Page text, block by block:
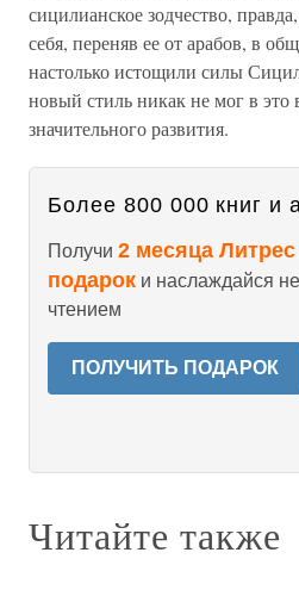
сицилианское зодчество,
себя, переняв ее от арабов, в
настолько истощили силы
новый стиль никак не мог в это
значительного развития.
Более 800 000 книг и
Получи 2 месяца
подарок и наслаждайся
чтением
ПОЛУЧИТЬ ПОДАРОК
Читайте также